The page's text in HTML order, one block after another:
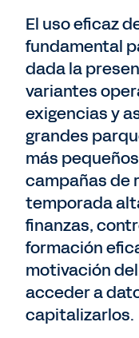
El uso eficaz
fundamental
dada la
variantes
exigencias y
grandes
más
campañas de
temporada
finanzas,
formación
motivación
acceder a
capitalizarlos.